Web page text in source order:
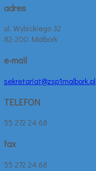
adres
ul. Wybickiego 32
82-200 Malbork
e-mail
sekretariat@zsp1malbork.pl
TELEFON
55 272 24 68
fax
55 272 24 68